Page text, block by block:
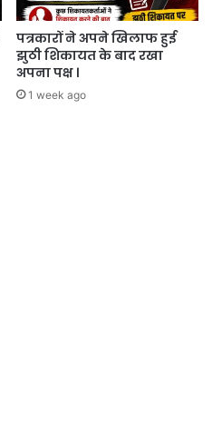
पत्रकारों ने अपने खिलाफ हुई
झुठी शिकायत के बाद रखा
अपना पक्ष ।
1 week ago